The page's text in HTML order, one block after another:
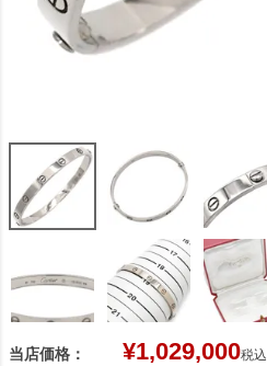
当店価格： ¥1,029,000税込